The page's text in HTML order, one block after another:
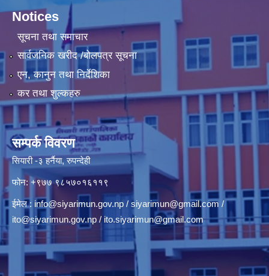
Notices
सूचना तथा समाचार
सार्वजनिक खरीद /बोलपत्र सूचना
एन, कानुन तथा निर्देशिका
कर तथा शुल्कहरु
सम्पर्क विवरण
सियारी -३ हर्नैया, रुपन्देही
फोन: +९७७ ९८५७०१६११९
ईमेल : info@siyarimun.gov.np / siyarimun@gmail.com /
ito@siyarimun.gov.np / ito.siyarimun@gmail.com